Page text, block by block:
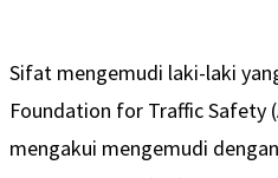
Sifat mengemudi laki-laki
Foundation for Traffic Safety
mengakui mengemudi